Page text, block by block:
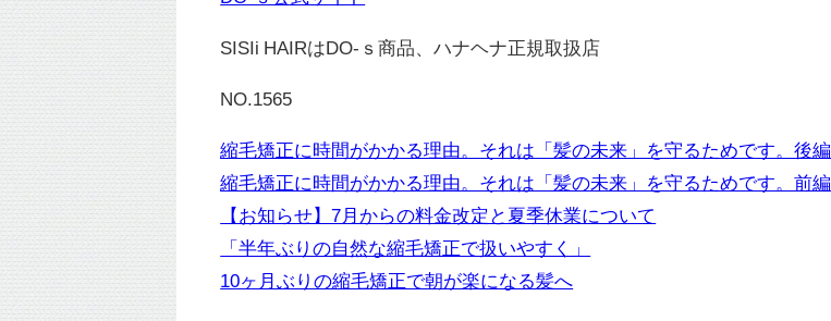
SISIi HAIRはDO-ｓ商品、ハナヘナ正規取扱店
NO.1565
縮毛矯正に時間がかかる理由。それは「髪の未来」を守るためです。後編
縮毛矯正に時間がかかる理由。それは「髪の未来」を守るためです。前編
【お知らせ】7月からの料金改定と夏季休業について
「半年ぶりの自然な縮毛矯正で扱いやすく」
10ヶ月ぶりの縮毛矯正で朝が楽になる髪へ